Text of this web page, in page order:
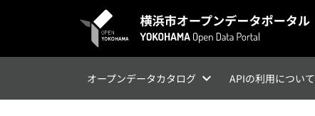
オープンデータカタログ APIの利用について